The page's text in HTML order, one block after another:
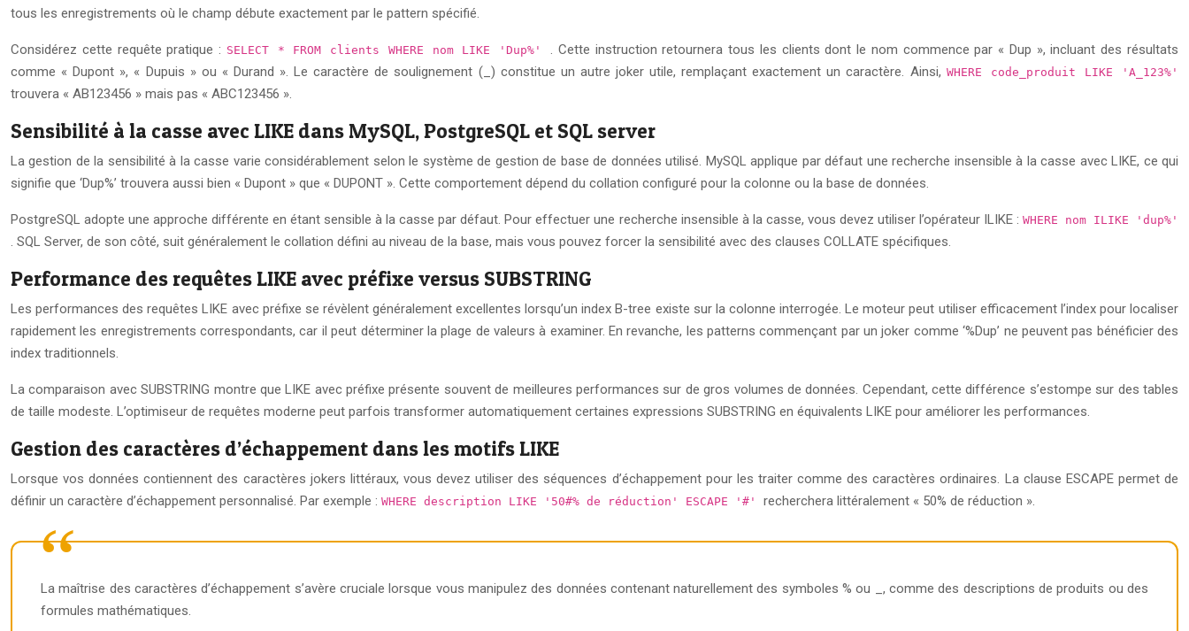
tous les enregistrements où le champ débute exactement par le pattern spécifié.
Considérez cette requête pratique : SELECT * FROM clients WHERE nom LIKE 'Dup%'
. Cette instruction retournera tous les clients dont le nom commence par « Dup », incluant des résultats
comme « Dupont », « Dupuis » ou « Durand ». Le caractère de soulignement (_) constitue un autre joker utile, remplaçant exactement un caractère. Ainsi, WHERE code_produit LIKE 'A_123%'
trouvera « AB123456 » mais pas « ABC123456 ».
Sensibilité à la casse avec LIKE dans MySQL, PostgreSQL et SQL server
La gestion de la sensibilité à la casse varie considérablement selon le système de gestion de base de données utilisé. MySQL applique par défaut une recherche insensible à la casse avec LIKE, ce qui
signifie que ‘Dup%’ trouvera aussi bien « Dupont » que « DUPONT ». Cette comportement dépend du collation configuré pour la colonne ou la base de données.
PostgreSQL adopte une approche différente en étant sensible à la casse par défaut. Pour effectuer une recherche insensible à la casse, vous devez utiliser l’opérateur ILIKE : WHERE nom ILIKE 'dup%'
. SQL Server, de son côté, suit généralement le collation défini au niveau de la base, mais vous pouvez forcer la sensibilité avec des clauses COLLATE spécifiques.
Performance des requêtes LIKE avec préfixe versus SUBSTRING
Les performances des requêtes LIKE avec préfixe se révèlent généralement excellentes lorsqu’un index B-tree existe sur la colonne interrogée. Le moteur peut utiliser efficacement l’index pour localiser
rapidement les enregistrements correspondants, car il peut déterminer la plage de valeurs à examiner. En revanche, les patterns commençant par un joker comme ‘%Dup’ ne peuvent pas bénéficier des
index traditionnels.
La comparaison avec SUBSTRING montre que LIKE avec préfixe présente souvent de meilleures performances sur de gros volumes de données. Cependant, cette différence s’estompe sur des tables
de taille modeste. L’optimiseur de requêtes moderne peut parfois transformer automatiquement certaines expressions SUBSTRING en équivalents LIKE pour améliorer les performances.
Gestion des caractères d’échappement dans les motifs LIKE
Lorsque vos données contiennent des caractères jokers littéraux, vous devez utiliser des séquences d’échappement pour les traiter comme des caractères ordinaires. La clause ESCAPE permet de
définir un caractère d’échappement personnalisé. Par exemple : WHERE description LIKE '50#% de réduction' ESCAPE '#' recherchera littéralement « 50% de réduction ».
La maîtrise des caractères d’échappement s’avère cruciale lorsque vous manipulez des données contenant naturellement des symboles % ou _, comme des descriptions de produits ou des
formules mathématiques.